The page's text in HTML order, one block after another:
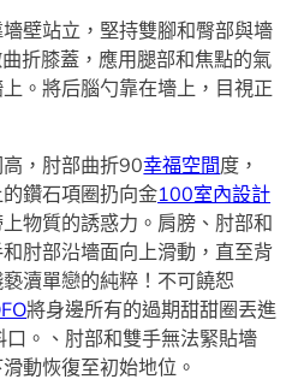
墻壁站立，堅持雙腳和臀部與墻
折膝蓋，應用腿部和焦點的氣
。將后腦勺靠在墻上，目視正
，肘部曲折90幸福空間度，
鑽石項圈扔向金100室內設計
物質的誘惑力。肩膀、肘部和
肘部沿墻面向上滑動，直至背
瀆單戀的純粹！不可饒恕
將身邊所有的過期甜甜圈丟進
口。、肘部和雙手無法緊貼墻
動恢復至初始地位。